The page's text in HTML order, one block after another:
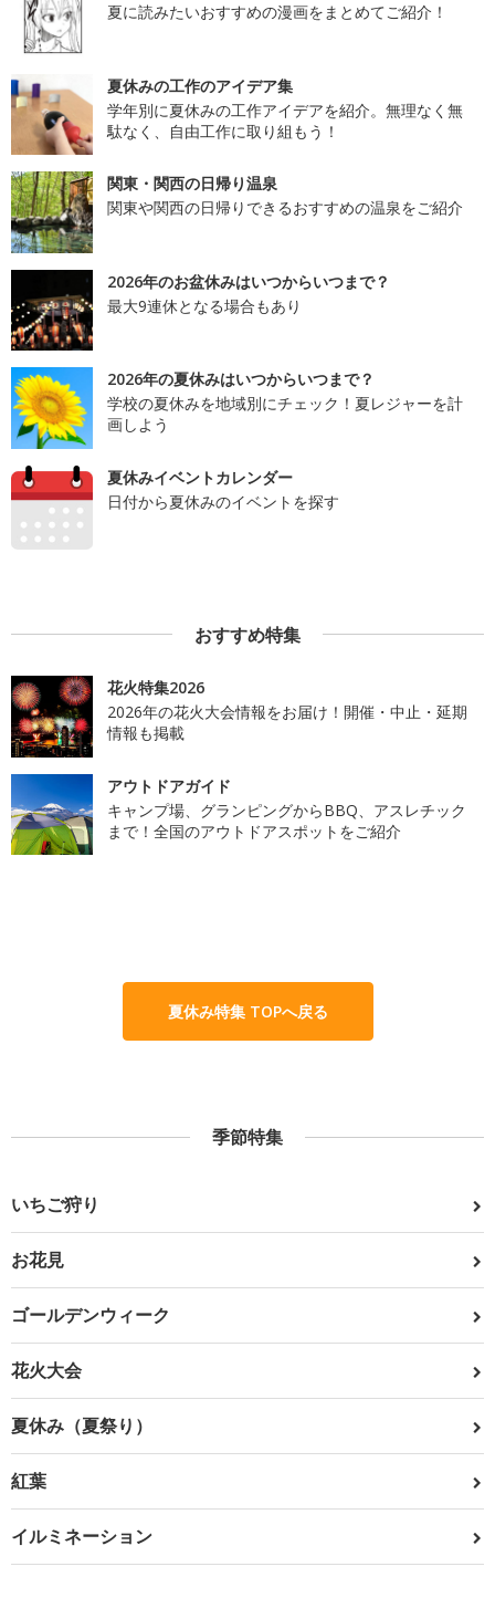
夏に読みたいおすすめの漫画をまとめてご紹介！
夏休みの工作のアイデア集
学年別に夏休みの工作アイデアを紹介。無理なく無
駄なく、自由工作に取り組もう！
関東・関西の日帰り温泉
関東や関西の日帰りできるおすすめの温泉をご紹介
2026年のお盆休みはいつからいつまで？
最大9連休となる場合もあり
2026年の夏休みはいつからいつまで？
学校の夏休みを地域別にチェック！夏レジャーを計
画しよう
夏休みイベントカレンダー
日付から夏休みのイベントを探す
おすすめ特集
花火特集2026
2026年の花火大会情報をお届け！開催・中止・延期
情報も掲載
アウトドアガイド
キャンプ場、グランピングからBBQ、アスレチック
まで！全国のアウトドアスポットをご紹介
夏休み特集 TOPへ戻る
季節特集
いちご狩り
お花見
ゴールデンウィーク
花火大会
夏休み（夏祭り）
紅葉
イルミネーション